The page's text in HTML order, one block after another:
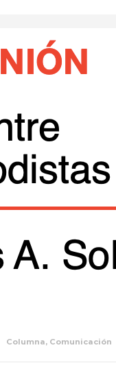
Columna, Comunicación